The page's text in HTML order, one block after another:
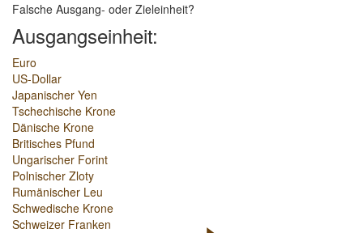
Falsche Ausgang- oder Zieleinheit?
Ausgangseinheit:
Euro
US-Dollar
Japanischer Yen
Tschechische Krone
Dänische Krone
Britisches Pfund
Ungarischer Forint
Polnischer Zloty
Rumänischer Leu
Schwedische Krone
Schweizer Franken